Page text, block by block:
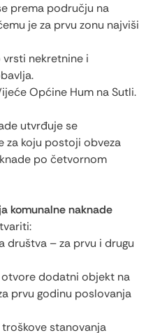
prema području na
je za prvu zonu najviši
vrsti nekretnine i
Općine Hum na Sutli.
utvrđuje se
za koju postoji obveza
po četvornom
komunalne naknade
– za prvu i drugu
dodatni objekt na
prvu godinu poslovanja
stanovanja